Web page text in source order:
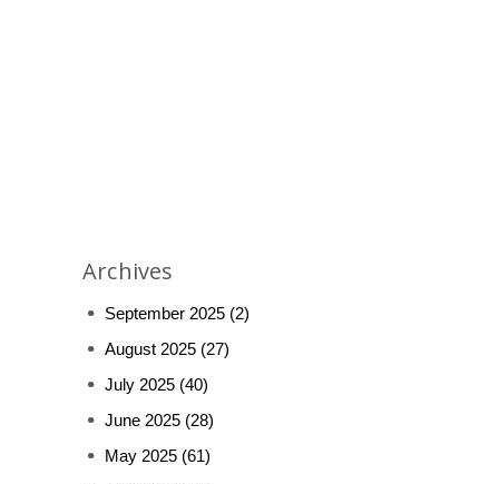
Archives
September 2025 (2)
August 2025 (27)
July 2025 (40)
June 2025 (28)
May 2025 (61)